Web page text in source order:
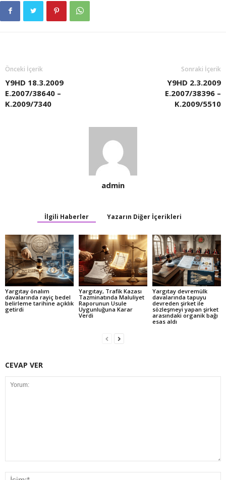
Önceki İçerik
Y9HD 18.3.2009
E.2007/38640 –
K.2009/7340
Sonraki İçerik
Y9HD 2.3.2009
E.2007/38396 –
K.2009/5510
admin
İlgili Haberler Yazarın Diğer İçerikleri
Yargıtay önalım
davalarında rayiç bedel
belirleme tarihine açıklık
getirdi
Yargıtay, Trafik Kazası
Tazminatında Maluliyet
Raporunun Usule
Uygunluğuna Karar
Verdi
Yargıtay devremülk
davalarında tapuyu
devreden şirket ile
sözleşmeyi yapan şirket
arasındaki organik bağı
esas aldı
CEVAP VER